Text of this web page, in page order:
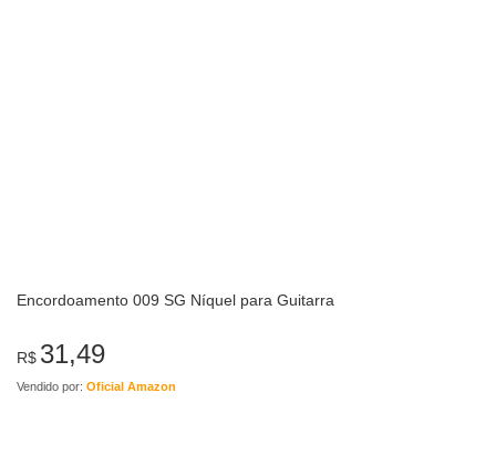
Encordoamento 009 SG Níquel para Guitarra
R$ 31,49
Vendido por: Oficial Amazon